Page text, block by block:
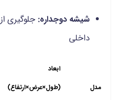
شیشه دوجداره: جلوگیری
داخلی
مدل
ابعاد
(طول×عرض×ارتفاع)